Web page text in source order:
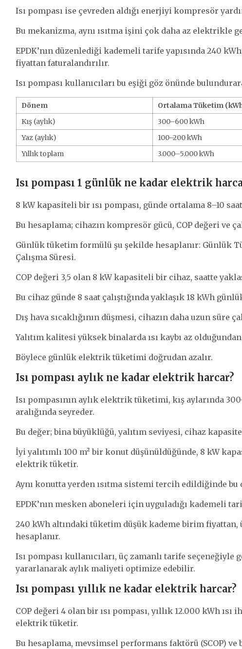
Isı pompası ise çevreden aldığı enerjiyi kompresör
Bu mekanizma, aynı ısıtma işini çok daha az elektrikle
EPDK’nın düzenlediği kademeli tarife yapısında 240
fiyattan faturalandırılır.
Isı pompası kullanıcıları bu eşiği göz önünde
Dönem Ortalama Tüketim
Kış (aylık)
300–600 kWh
Yaz (aylık)
100–200 kWh
Yıllık toplam
3.000–5.000 kWh
Isı pompası 1 günlük ne kadar elektrik
8 kW kapasiteli bir ısı pompası, günde ortalama 8–10
Bu hesaplama; cihazın kompresör gücü, COP değeri ve
Günlük tüketim formülü şu şekilde hesaplanır: Günlük
Çalışma Süresi.
COP değeri 3,5 olan 8 kW kapasiteli bir cihaz, saatte
Bu cihaz günde 8 saat çalıştığında yaklaşık 18 kWh
Dış hava sıcaklığının düşmesi, cihazın daha uzun süre
Yalıtım kalitesi yüksek binalarda ısı kaybı az
Böylece günlük elektrik tüketimi doğrudan azalır.
Isı pompası aylık ne kadar elektrik harcar?
Isı pompasının aylık elektrik tüketimi, kış aylarında
aralığında seyreder.
Bu değer; bina büyüklüğü, yalıtım seviyesi, cihaz
İyi yalıtımlı 100 m² bir konut düşünüldüğünde, 8 kW
elektrik tüketir.
Aynı konutta yerden ısıtma sistemi tercih edildiğinde bu
EPDK’nın mesken aboneleri için uyguladığı kademeli
240 kWh altındaki tüketim düşük kademe birim
hesaplanır.
Isı pompası kullanıcıları, üç zamanlı tarife
yararlanarak aylık maliyeti optimize edebilir.
Isı pompası yıllık ne kadar elektrik harcar?
COP değeri 4 olan bir ısı pompası, yıllık 12.000 kWh
elektrik tüketir.
Bu hesaplama, mevsimsel performans faktörü (SCOP) ve